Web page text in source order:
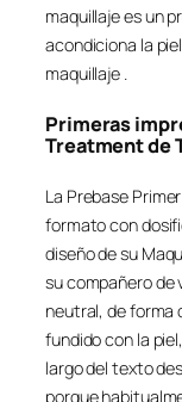
maquillaje es un
acondiciona la
maquillaje .
Primeras
Treatment de
La Prebase
formato con
diseño de su
su compañero de
neutral, de forma
fundido con la
largo del texto
porque